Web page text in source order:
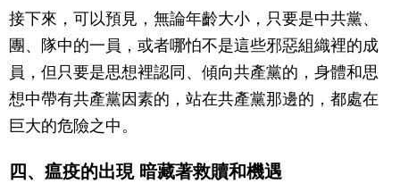
接下來，可以預見，無論年齡大小，只要是中共黨、
團、隊中的一員，或者哪怕不是這些邪惡組織裡的成
員，但只要是思想裡認同、傾向共產黨的，身體和思
想中帶有共產黨因素的，站在共產黨那邊的，都處在
巨大的危險之中。
四、瘟疫的出現 暗藏著救贖和機遇